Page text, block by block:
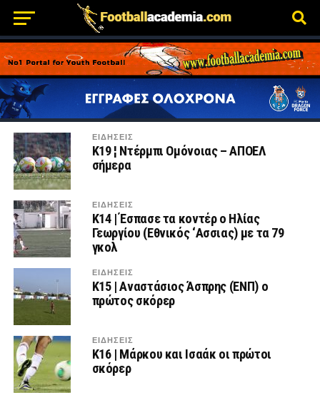
ΕΙΔΗΣΕΙΣ
K19 ¦ Ντέρμπι Ομόνοιας – ΑΠΟΕΛ
σήμερα
ΕΙΔΗΣΕΙΣ
Κ14 | Έσπασε τα κοντέρ ο Ηλίας
Γεωργίου (Εθνικός ‘Ασσιας) με τα 79
γκολ
ΕΙΔΗΣΕΙΣ
Κ15 | Αναστάσιος Άσπρης (ΕΝΠ) ο
πρώτος σκόρερ
ΕΙΔΗΣΕΙΣ
Κ16 | Μάρκου και Ισαάκ οι πρώτοι
σκόρερ